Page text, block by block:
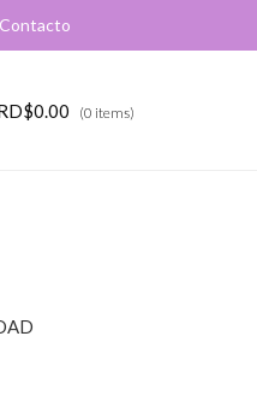
Contacto
0.00 (0 items)